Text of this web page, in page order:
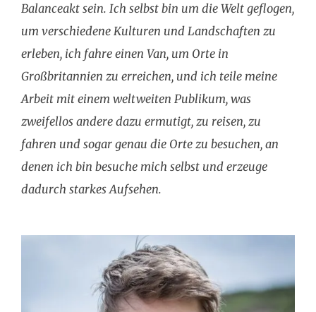
Balanceakt sein. Ich selbst bin um die Welt geflogen,
um verschiedene Kulturen und Landschaften zu
erleben, ich fahre einen Van, um Orte in
Großbritannien zu erreichen, und ich teile meine
Arbeit mit einem weltweiten Publikum, was
zweifellos andere dazu ermutigt, zu reisen, zu
fahren und sogar genau die Orte zu besuchen, an
denen ich bin besuche mich selbst und erzeuge
dadurch starkes Aufsehen.